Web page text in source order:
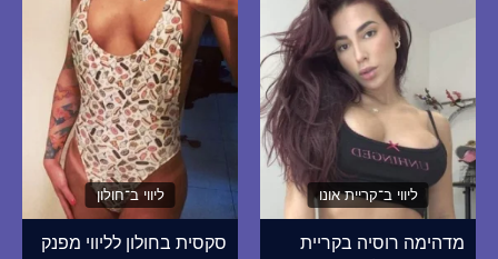
ליווי ב־קריית אונו
מדהימה רוסיה בקריית
ליווי ב־חולון
סקסית בחולון לליווי מפנק